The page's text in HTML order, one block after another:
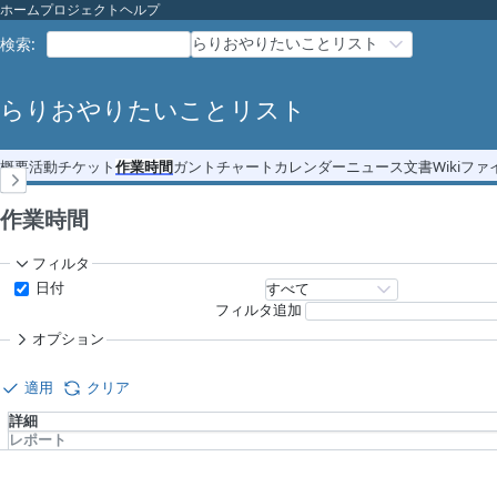
ホームプロジェクトヘルプ
検索: らりおやりたいことリスト
らりおやりたいことリスト
概要活動チケット作業時間ガントチャート カレンダーニュース文書Wikiファ
作業時間
フィルタ
日付
フィルタ追加
オプション
適用
クリア
詳細
レポート